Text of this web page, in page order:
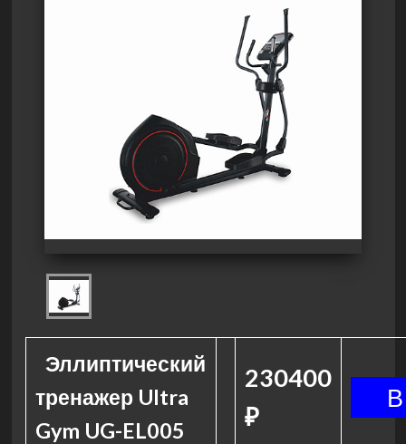
Эллиптический
тренажер Ultra
Gym UG-EL005
230400
₽